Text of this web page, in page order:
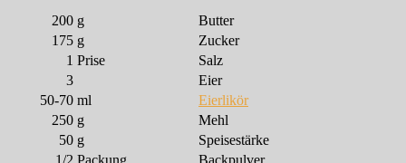
200 g
Butter
175 g
Zucker
1 Prise
Salz
3
Eier
50-70 ml
Eierlikör
250 g
Mehl
50 g
Speisestärke